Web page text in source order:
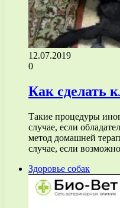
12.07.2019
0
Как сделать
Такие процедуры
случае, если
метод домашней
случае, если
Здоровье собак